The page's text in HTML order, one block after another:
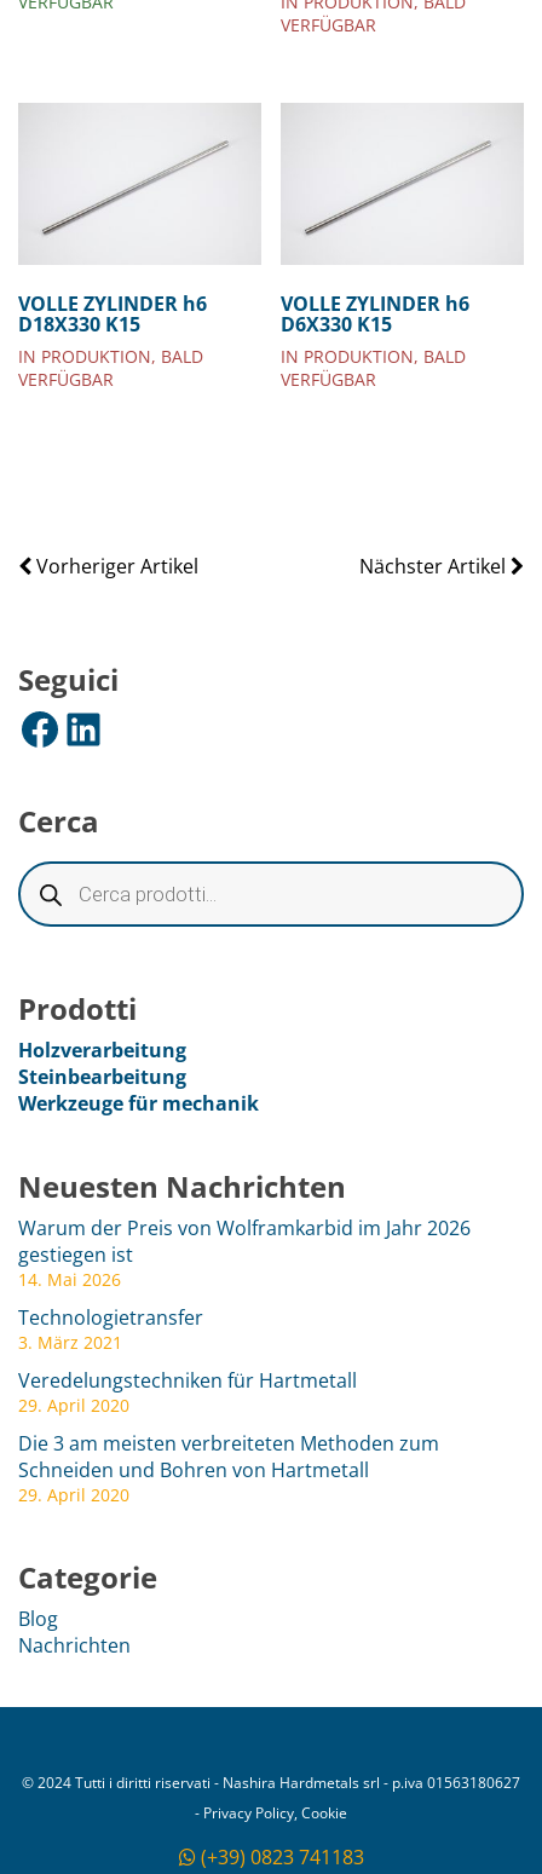
VERFÜGBAR
VOLLE ZYLINDER h6
D18X330 K15
IN PRODUKTION, BALD
VERFÜGBAR
VOLLE ZYLINDER h6
D6X330 K15
IN PRODUKTION, BALD
VERFÜGBAR
Vorheriger Artikel Nächster Artikel
Seguici
Facebook LinkedIn
Cerca
Prodotti
Holzverarbeitung
Steinbearbeitung
Werkzeuge für mechanik
Neuesten Nachrichten
Warum der Preis von Wolframkarbid im Jahr 2026
gestiegen ist
14. Mai 2026
Technologietransfer
3. März 2021
Veredelungstechniken für Hartmetall
29. April 2020
Die 3 am meisten verbreiteten Methoden zum
Schneiden und Bohren von Hartmetall
29. April 2020
Categorie
Blog
Nachrichten
© 2024 Tutti i diritti riservati - Nashira Hardmetals srl - p.iva 01563180627
- Privacy Policy, Cookie
(+39) 0823 741183